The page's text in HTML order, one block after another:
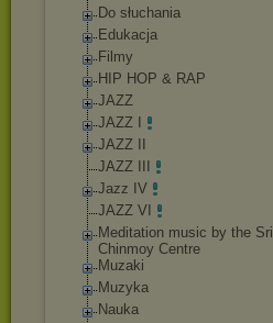
Do słuchania
Edukacja
Filmy
HIP HOP & RAP
JAZZ
JAZZ I
JAZZ II
JAZZ III
Jazz IV
JAZZ VI
Meditation music by the Sri
Chinmoy Centre
Muzaki
Muzyka
Nauka